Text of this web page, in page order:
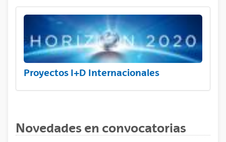
Proyectos I+D Internacionales
Novedades en convocatorias